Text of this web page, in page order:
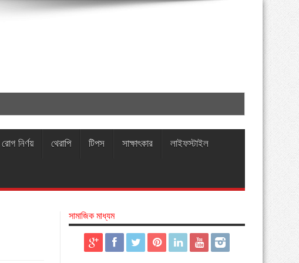
রোগ নির্ণয় থেরাপি টিপস সাক্ষাৎকার লাইফস্টাইল
সামাজিক মাধ্যম